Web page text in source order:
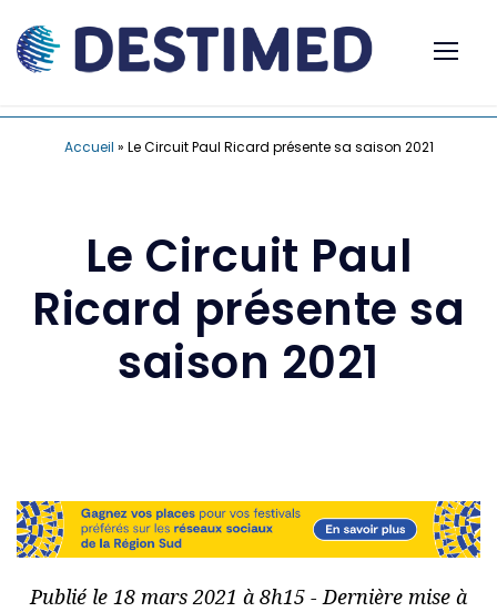
Accueil » Le Circuit Paul Ricard présente sa saison 2021
Le Circuit Paul
Ricard présente sa
saison 2021
Publié le 18 mars 2021 à 8h15 - Dernière mise à